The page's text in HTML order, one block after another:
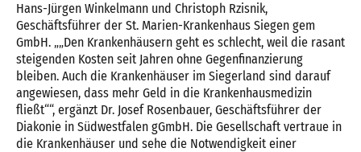
Hans-Jürgen Winkelmann und Christoph Rzisnik,
Geschäftsführer der St. Marien-Krankenhaus Siegen gem
GmbH. „„Den Krankenhäusern geht es schlecht, weil die rasant
steigenden Kosten seit Jahren ohne Gegenfinanzierung
bleiben. Auch die Krankenhäuser im Siegerland sind darauf
angewiesen, dass mehr Geld in die Krankenhausmedizin
fließt““, ergänzt Dr. Josef Rosenbauer, Geschäftsführer der
Diakonie in Südwestfalen gGmbH. Die Gesellschaft vertraue in
die Krankenhäuser und sehe die Notwendigkeit einer